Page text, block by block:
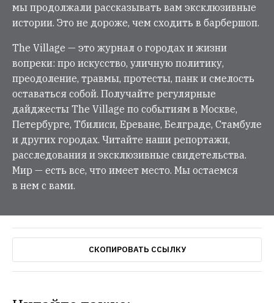
мы продолжали рассказывать вам эксклюзивные
истории. Это не дороже, чем сходить в барбершоп.
The Village — это журнал о городах и жизни
вопреки: про искусство, уличную политику,
преодоление, травмы, протесты, панк и смелость
оставаться собой. Получайте регулярные
дайджесты The Village по событиям в Москве,
Петербурге, Тбилиси, Ереване, Белграде, Стамбуле
и других городах. Читайте наши репортажи,
расследования и эксклюзивные свидетельства.
Мир — есть все, что имеет место. Мы остаемся
в нем с вами.
СКОПИРОВАТЬ ССЫЛКУ